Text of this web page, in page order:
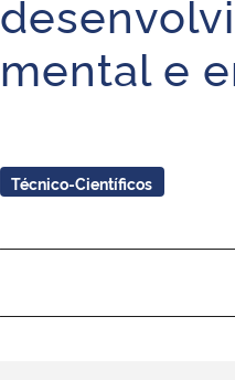
mental e
Técnico-Científicos